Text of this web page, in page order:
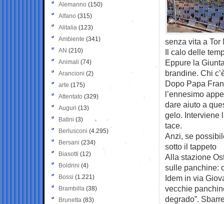
senza vita a Tor
Il calo delle
Eppure la
brandine. Chi
Dopo Papa
l’ennesimo
dare aiuto a
gelo. Interviene
tace.
Anzi, se
sotto il tappeto
Alla stazione
sulle panchine:
Idem in via
vecchie
degrado”.
Alemanno (150)
Alfano (315)
Alitalia (123)
Ambiente (341)
AN (210)
Animali (74)
Arancioni (2)
arte (175)
Attentato (329)
Auguri (13)
Batini (3)
Berlusconi (4.295)
Bersani (234)
Biasotti (12)
Boldrini (4)
Bossi (1.221)
Brambilla (38)
Brunetta (83)